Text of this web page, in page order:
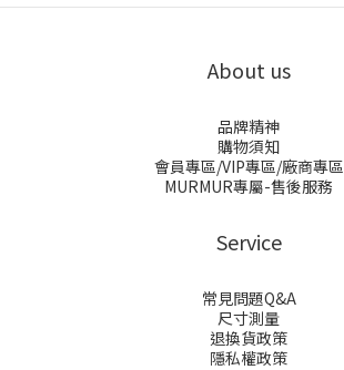
About us
品牌精神
購物須知
會員專區/VIP專區/廠商專區
MURMUR專屬-售後服務
Service
常見問題Q&A
尺寸測量
退換貨政策
隱私權政策